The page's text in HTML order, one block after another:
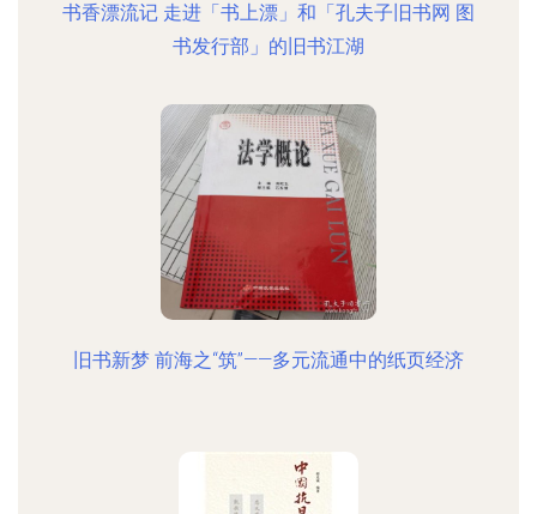
书香漂流记 走进「书上漂」和「孔夫子旧书网 图
书发行部」的旧书江湖
旧书新梦 前海之“筑”——多元流通中的纸页经济